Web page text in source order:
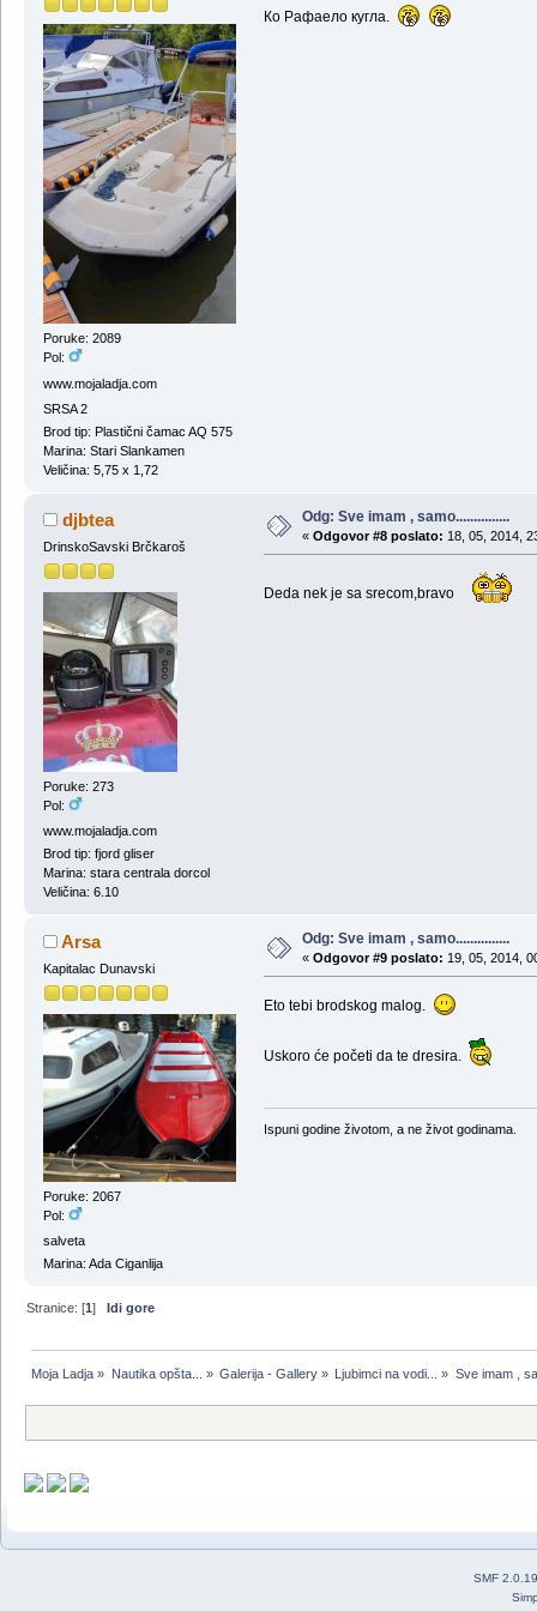
Poruke: 2089
Pol:
www.mojaladja.com
SRSA 2
Brod tip: Plastični čamac AQ 575
Marina: Stari Slankamen
Veličina: 5,75 x 1,72
Ко Рафаело кугла.
djbtea
DrinskoSavski Brčkaroš
Poruke: 273
Pol:
www.mojaladja.com
Brod tip: fjord gliser
Marina: stara centrala dorcol
Veličina: 6.10
Odg: Sve imam , samo...............
« Odgovor #8 poslato: 18, 05, 2014,
Deda nek je sa srecom,bravo
Arsa
Kapitalac Dunavski
Poruke: 2067
Pol:
salveta
Marina: Ada Ciganlija
Odg: Sve imam , samo...............
« Odgovor #9 poslato: 19, 05, 2014,
Eto tebi brodskog malog.
Uskoro će početi da te dresira.
Ispuni godine životom, a ne život godinama.
Stranice: [1]Idi gore
Moja Ladja » Nautika opšta... » Galerija - Gallery» Ljubimci na vodi... » Sve imam ,
SMF 2.0.19